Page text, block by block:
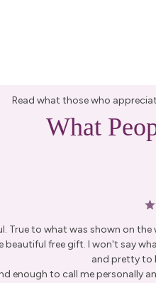
Read what those who
What
True to what was shown on
beautiful free gift. I won't say
and pretty to
enough to call me personally